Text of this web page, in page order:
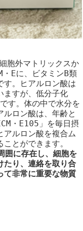
胞外マトリックスか
・Eに、ビタミンB類
す。ヒアルロン酸は
ますが、低分子化
す。体の中で水分を
ロン酸は、年齢と
・E105」を毎日摂
アルロン酸を複合ム
とができます。
囲に存在し、細胞を
たり、連絡を取り合
て非常に重要な物質